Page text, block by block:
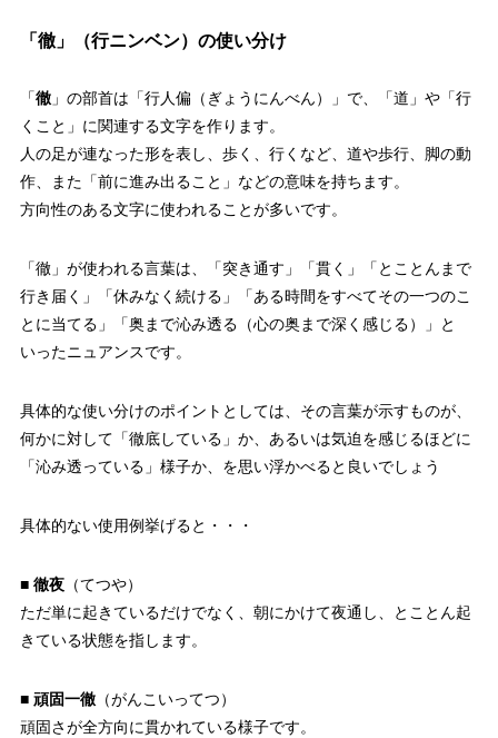
「徹」（行ニンベン）の使い分け
「徹」の部首は「行人偏（ぎょうにんべん）」で、「道」や「行
くこと」に関連する文字を作ります。
人の足が連なった形を表し、歩く、行くなど、道や歩行、脚の動
作、また「前に進み出ること」などの意味を持ちます。
方向性のある文字に使われることが多いです。
「徹」が使われる言葉は、「突き通す」「貫く」「とことんまで
行き届く」「休みなく続ける」「ある時間をすべてその一つのこ
とに当てる」「奥まで沁み透る（心の奥まで深く感じる）」と
いったニュアンスです。
具体的な使い分けのポイントとしては、その言葉が示すものが、
何かに対して「徹底している」か、あるいは気迫を感じるほどに
「沁み透っている」様子か、を思い浮かべると良いでしょう
具体的ない使用例挙げると・・・
■ 徹夜（てつや）
ただ単に起きているだけでなく、朝にかけて夜通し、とことん起
きている状態を指します。
■ 頑固一徹（がんこいってつ）
頑固さが全方向に貫かれている様子です。